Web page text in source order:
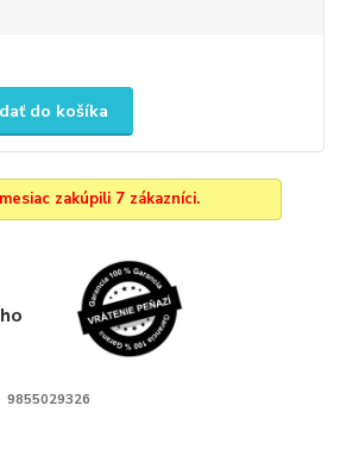
do košíka
zakúpili 7 zákazníci.
9855029326